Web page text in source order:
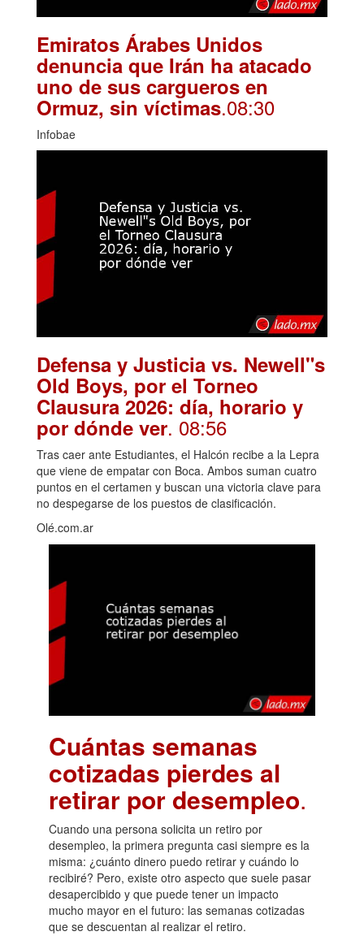
Emiratos Árabes Unidos
denuncia que Irán ha atacado
uno de sus cargueros en
Ormuz, sin víctimas.08:30
Infobae
Defensa y Justicia vs. Newell"s
Old Boys, por el Torneo
Clausura 2026: día, horario y
por dónde ver. 08:56
Tras caer ante Estudiantes, el Halcón recibe a la Lepra
que viene de empatar con Boca. Ambos suman cuatro
puntos en el certamen y buscan una victoria clave para
no despegarse de los puestos de clasificación.
Olé.com.ar
Cuántas semanas
cotizadas pierdes al
retirar por desempleo.
Cuando una persona solicita un retiro por
desempleo, la primera pregunta casi siempre es la
misma: ¿cuánto dinero puedo retirar y cuándo lo
recibiré? Pero, existe otro aspecto que suele pasar
desapercibido y que puede tener un impacto
mucho mayor en el futuro: las semanas cotizadas
que se descuentan al realizar el retiro.